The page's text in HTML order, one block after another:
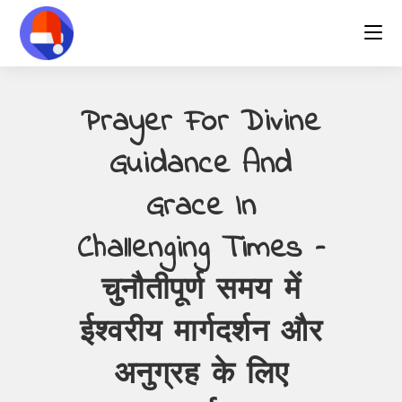
content
Prayer For Divine
Guidance And
Grace In
Challenging Times –
चुनौतीपूर्ण समय में
ईश्वरीय मार्गदर्शन और
अनुग्रह के लिए